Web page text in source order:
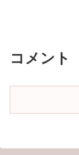
コメント